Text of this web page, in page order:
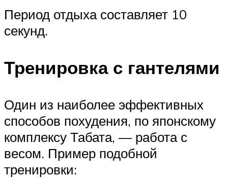
Период отдыха составляет 10
секунд.
Тренировка с гантелями
Один из наиболее эффективных
способов похудения, по японскому
комплексу Табата, — работа с
весом. Пример подобной
тренировки: